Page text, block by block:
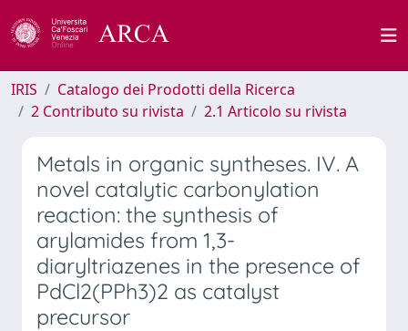
IRIS
Catalogo dei Prodotti della Ricerca
2 Contributo su rivista
2.1 Articolo su rivista
Metals in organic syntheses. IV. A
novel catalytic carbonylation
reaction: the synthesis of
arylamides from 1,3-
diaryltriazenes in the presence of
PdCl2(PPh3)2 as catalyst
precursor